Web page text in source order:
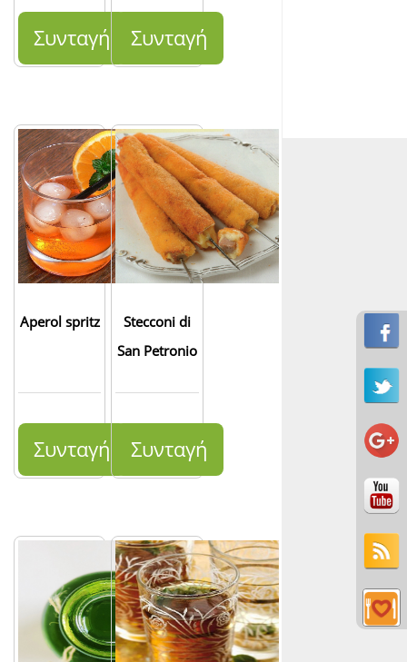
Συνταγή Συνταγή
Aperol spritz
Συνταγή
Stecconi di
San Petronio
Συνταγή